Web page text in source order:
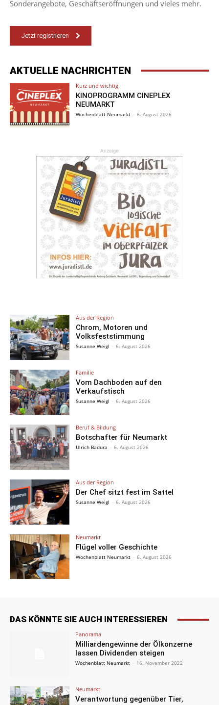
Sonderangebote, Geschäftseröffnungen und vieles mehr.
Jetzt registrieren
AKTUELLE NACHRICHTEN
Kurz und wichtig
KINOPROGRAMM CINEPLEX
NEUMARKT
Wochenblatt Neumarkt - 6. August 2026
Anzeige
Aus der Region
Chrom, Motoren und
Volksfeststimmung
Susanne Weigl - 6. August 2026
Familie
Vom Dachboden auf den
Verkaufstisch
Susanne Weigl - 6. August 2026
Beruf & Bildung
Botschafter für Neumarkt
Ulrich Badura - 6. August 2026
Aus der Region
Der Chef sitzt fest im Sattel
Susanne Weigl - 6. August 2026
Neumarkt
Flügel voller Geschichte
Wochenblatt Neumarkt - 6. August 2026
DAS KÖNNTE SIE AUCH INTERESSIEREN
Panorama
Milliardengewinne der Ölkonzerne
lassen Dividenden steigen
Wochenblatt Neumarkt - 16. November 2022
Neumarkt
Verantwortung gegenüber Tier,